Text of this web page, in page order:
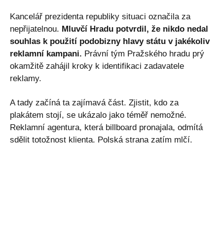
Kancelář prezidenta republiky situaci označila za
nepřijatelnou. Mluvčí Hradu potvrdil, že nikdo nedal
souhlas k použití podobizny hlavy státu v jakékoliv
reklamní kampani. Právní tým Pražského hradu prý
okamžitě zahájil kroky k identifikaci zadavatele
reklamy.
A tady začíná ta zajímavá část. Zjistit, kdo za
plakátem stojí, se ukázalo jako téměř nemožné.
Reklamní agentura, která billboard pronajala, odmítá
sdělit totožnost klienta. Polská strana zatím mlčí.